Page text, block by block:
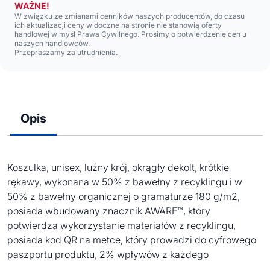
WAŻNE!
W związku ze zmianami cenników naszych producentów, do czasu
ich aktualizacji ceny widoczne na stronie nie stanowią oferty
handlowej w myśl Prawa Cywilnego. Prosimy o potwierdzenie cen u
naszych handlowców.
Przepraszamy za utrudnienia.
Opis
Koszulka, unisex, luźny krój, okrągły dekolt, krótkie
rękawy, wykonana w 50% z bawełny z recyklingu i w
50% z bawełny organicznej o gramaturze 180 g/m2,
posiada wbudowany znacznik AWARE™, który
potwierdza wykorzystanie materiałów z recyklingu,
posiada kod QR na metce, który prowadzi do cyfrowego
paszportu produktu, 2% wpływów z każdego